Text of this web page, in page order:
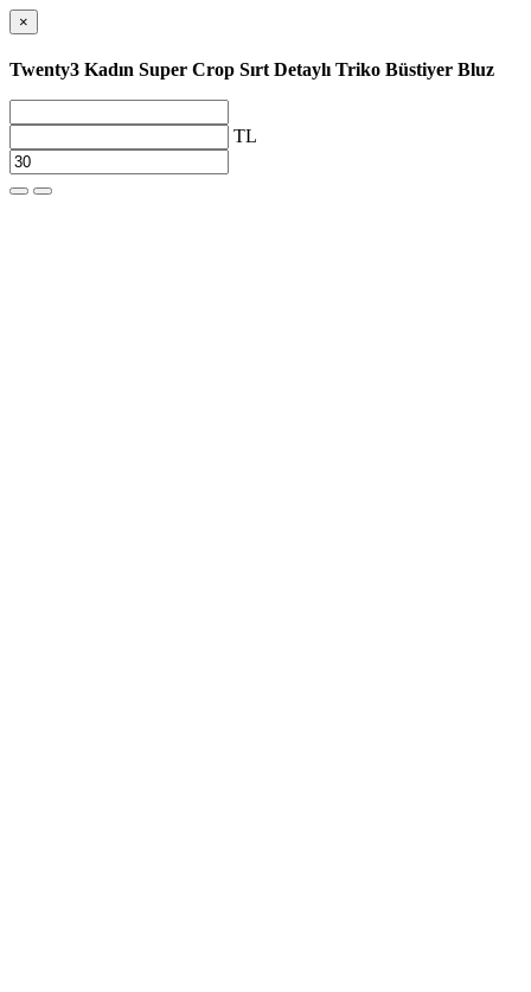
×
Twenty3 Kadın Super Crop Sırt Detaylı Triko Büstiyer Bluz
TL